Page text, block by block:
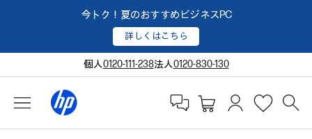
今トク！夏のおすすめビジネスPC
詳しくはこちら
個人0120-111-238法人0120-830-130